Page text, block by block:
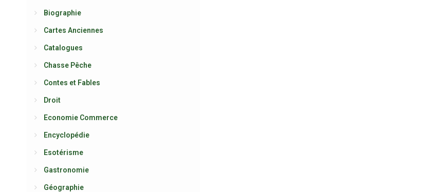
Biographie
Cartes Anciennes
Catalogues
Chasse Pêche
Contes et Fables
Droit
Economie Commerce
Encyclopédie
Esotérisme
Gastronomie
Géographie